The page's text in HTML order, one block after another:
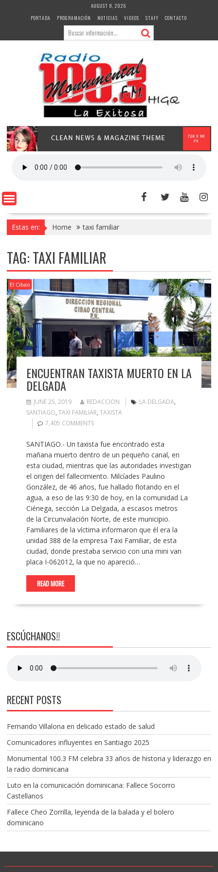
AUGUST 8, 2026
PORTADA
PROGRAMACIÓN NOTICIAS VIDEOS STAFF CONTACTO
Estas en: Home taxi familiar
TAG:TAXI FAMILIAR
El Cibao
ENCUENTRAN TAXISTA MUERTO EN LA
DELGADA
JUNE 25, 2019 REDACCION LA DELGADA,
SANTIAGO, TAXI FAMILIAR, TAXISTA
7,405 COMMENTS
SANTIAGO.- Un taxista fue encontrado esta
mañana muerto dentro de un pequeño canal, en
esta ciudad, mientras que las autoridades investigan
el origen del fallecimiento. Milcíades Paulino
González, de 46 años, fue hallado flotando en el
agua, a eso de las 9:30 de hoy, en la comunidad La
Ciénega, sección La Delgada, a escasos metros
de la Circunvalación Norte, de este municipio.
Familiares de la víctima informaron que él era la
unidad 388 de la empresa Taxi Familiar, de esta
ciudad, donde prestaba servicio con una mini van
placa I-062012, la que no apareció…
READ MORE
ESCÚCHANOS!!
RECENT POSTS
Fernando Villalona en delicado estado de salud
Comunicadores influyentes en Santiago 2025
Monumental 100.3 FM celebra 33 años de historia y liderazgo en
la radio dominicana
Luto en la comunicación dominicana: Fallece Socorro
Castellanos
Fallece Cheo Zorrilla, leyenda de la balada y el bolero
dominicano